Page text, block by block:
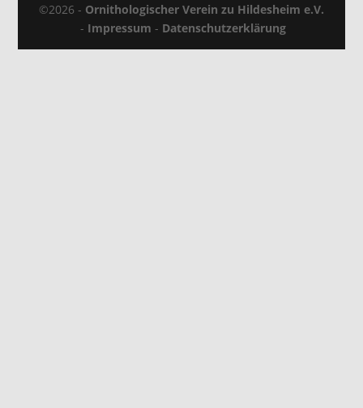
©2026 - Ornithologischer Verein zu Hildesheim e.V.
- Impressum - Datenschutzerklärung